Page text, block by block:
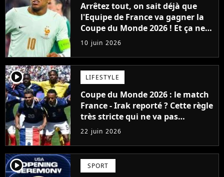
Arrêtez tout, on sait déjà que
l'Equipe de France va gagner la
Coupe du Monde 2026 ! Et ça ne
sera pas grâce à Mbappé, ni
Dembélé
10 juin 2026
player2 LIFESTYLE
Coupe du Monde 2026 : le match
France - Irak reporté ? Cette règle
très stricte qui ne va pas
arranger les supporters français
22 juin 2026
player2 SPORT